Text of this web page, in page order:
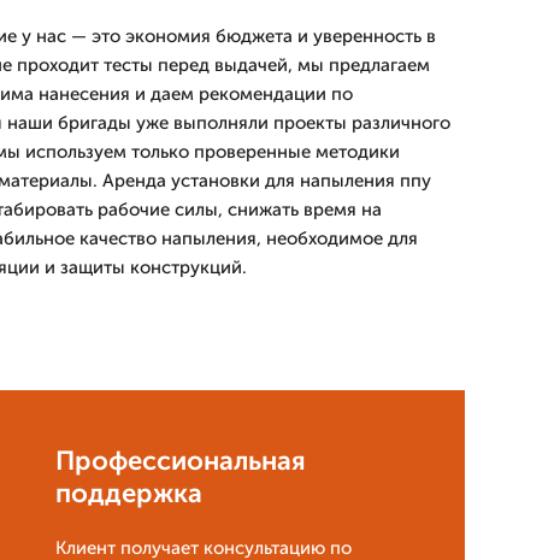
у нас — это экономия бюджета и уверенность в
проходит тесты перед выдачей, мы предлагаем
нанесения и даем рекомендации по
бригады уже выполняли проекты различного
используем только проверенные методики
Аренда установки для напыления ппу
рабочие силы, снижать время на
качество напыления, необходимое для
и защиты конструкций.
Профессиональная
поддержка
Клиент получает консультацию по